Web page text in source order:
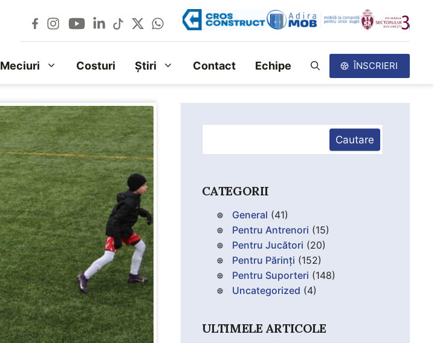
Meciuri Costuri Știri Contact Echipe ÎNSCRIERI
Cautare
CATEGORII
General (41)
Pentru Antrenori (15)
Pentru Jucători (20)
Pentru Părinți (152)
Pentru Suporteri (148)
Uncategorized (4)
ULTIMELE ARTICOLE